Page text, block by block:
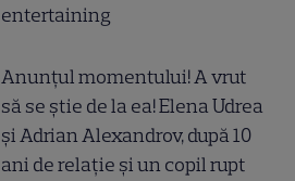
entertaining
Anunțul momentului! A vrut
să se știe de la ea! Elena Udrea
și Adrian Alexandrov, după 10
ani de relație și un copil rupt